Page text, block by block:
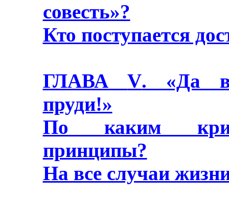
совесть»?
Кто поступается
ГЛАВАV. «Да
пруди!»
По каким
принципы?
На все случаи